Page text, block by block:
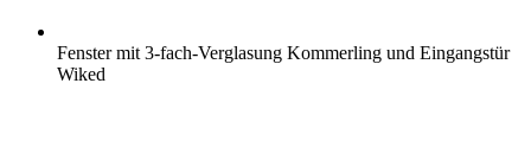
Fenster mit 3-fach-Verglasung Kommerling und Eingangstür
Wiked